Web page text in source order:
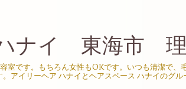
ナイ 東海市
室です。もちろん女性もOKです。いつも清潔で、
アイリーヘア ハナイとヘアスペース ハナイのグル